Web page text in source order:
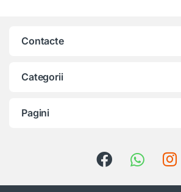
Contacte
Categorii
Pagini